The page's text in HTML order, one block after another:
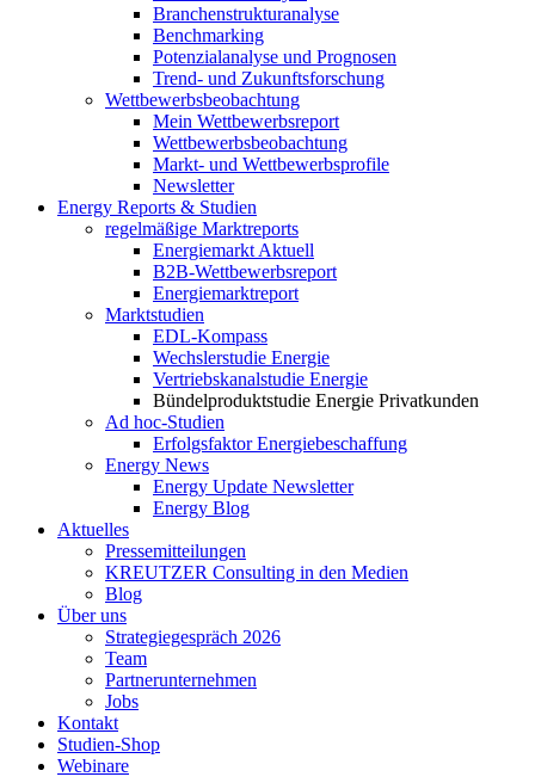
Branchenstrukturanalyse
Benchmarking
Potenzialanalyse und Prognosen
Trend- und Zukunftsforschung
Wettbewerbs­beobachtung
Mein Wettbewerbsreport
Wettbewerbsbeobachtung
Markt- und Wettbewerbsprofile
Newsletter
Energy Reports & Studien
regelmäßige Marktreports
Energiemarkt Aktuell
B2B-Wettbewerbsreport
Energiemarktreport
Marktstudien
EDL-Kompass
Wechslerstudie Energie
Vertriebskanalstudie Energie
Bündelproduktstudie Energie Privatkunden
Ad hoc-Studien
Erfolgsfaktor Energiebeschaffung
Energy News
Energy Update Newsletter
Energy Blog
Aktuelles
Pressemitteilungen
KREUTZER Consulting in den Medien
Blog
Über uns
Strategiegespräch 2026
Team
Partnerunternehmen
Jobs
Kontakt
Studien-Shop
Webinare